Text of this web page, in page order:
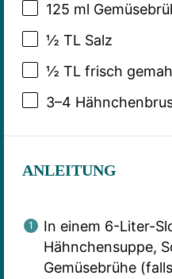
125 ml
½ TL Salz
½ TL frisch
3–4
ANLEITUNG
In einem 6-Liter-
Hähnchensuppe,
Gemüsebrühe